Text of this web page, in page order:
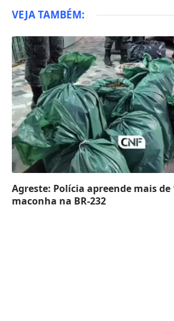
VEJA TAMBÉM:
Agreste: Polícia apreende mais de
maconha na BR-232